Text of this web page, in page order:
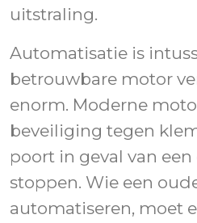
uitstraling.
Automatisatie is
betrouwbare motor
enorm. Moderne
beveiliging tegen
poort in geval van
stoppen. Wie een
automatiseren, moet